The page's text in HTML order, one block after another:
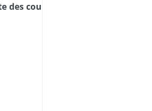
des communes)